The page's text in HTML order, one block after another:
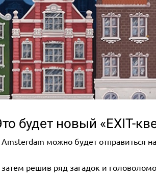
будет новый «EXIT-
можно будет отправиться
решив ряд загадок и